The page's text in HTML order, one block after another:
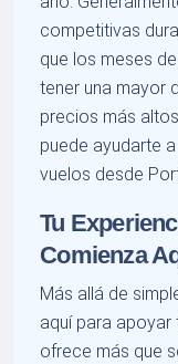
competitivas
que los meses
tener una mayor
precios más
puede ayudarte
vuelos desde
Tu
Comienza
Más allá de
aquí para
ofrece más que